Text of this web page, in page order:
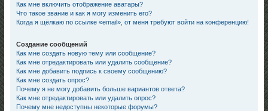
Как мне включить отображение аватары?
Что такое звание и как я могу изменить его?
Когда я щёлкаю по ссылке «email», от меня требуют войти на конференцию!
Создание сообщений
Как мне создать новую тему или сообщение?
Как мне отредактировать или удалить сообщение?
Как мне добавить подпись к своему сообщению?
Как мне создать опрос?
Почему я не могу добавить больше вариантов ответа?
Как мне отредактировать или удалить опрос?
Почему мне недоступны некоторые форумы?